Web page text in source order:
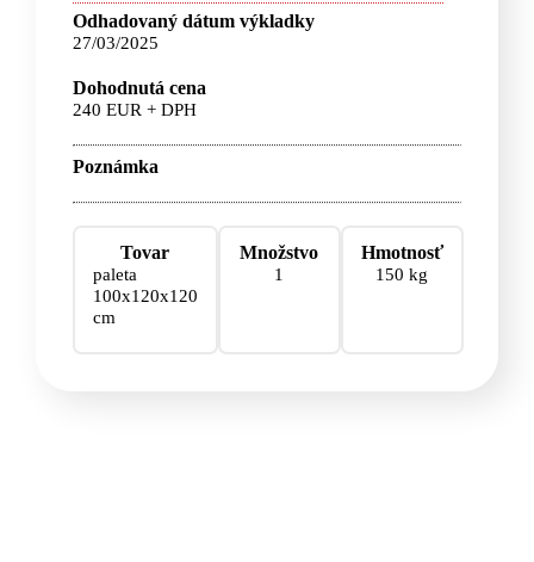
Odhadovaný dátum výkladky
27/03/2025
Dohodnutá cena
240 EUR + DPH
Poznámka
Tovar
paleta
100x120x120
cm
Množstvo
1
Hmotnosť
150 kg